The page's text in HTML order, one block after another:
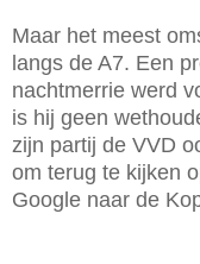
Maar het meest
langs de A7. Een
nachtmerrie werd
is hij geen
zijn partij de VVD
om terug te kijken
Google naar de